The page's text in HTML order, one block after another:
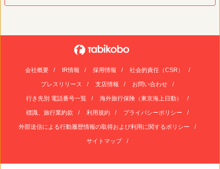
会社概要 IR情報 採用情報 社会的責任（CSR）
プレスリリース 支店情報 お問い合わせ
行き先別 電話番号一覧 海外旅行保険（東京海上日動）
標識、旅行業約款 利用規約 プライバシーポリシー
外部送信による行動履歴情報の取得および利用に関するポリシー
サイトマップ